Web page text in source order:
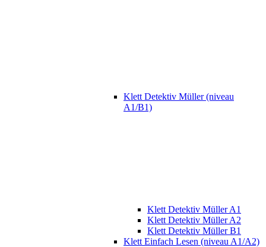
Klett Detektiv Müller (niveau
A1/B1)
Klett Detektiv Müller A1
Klett Detektiv Müller A2
Klett Detektiv Müller B1
Klett Einfach Lesen (niveau A1/A2)